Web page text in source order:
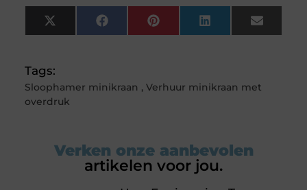
X
(Twitter)
FacebookPinterestLinkedInEmail
Tags:
Sloophamer minikraan , Verhuur minikraan met
overdruk
Verken onze aanbevolen
artikelen voor jou.